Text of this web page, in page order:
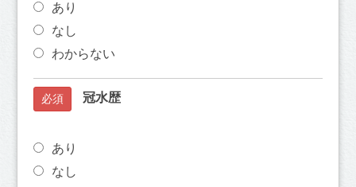
あり
なし
わからない
必須 冠水歴
あり
なし